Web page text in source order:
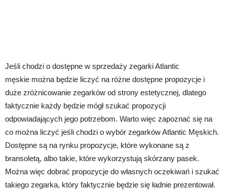
Jeśli chodzi o dostępne w sprzedaży zegarki Atlantic
męskie można będzie liczyć na różne dostępne propozycje i
duże zróżnicowanie zegarków od strony estetycznej, dlatego
faktycznie każdy będzie mógł szukać propozycji
odpowiadających jego potrzebom. Warto więc zapoznać się na
co można liczyć jeśli chodzi o wybór zegarków Atlantic Męskich.
Dostępne są na rynku propozycje, które wykonane są z
bransoletą, albo takie, które wykorzystują skórzany pasek.
Można więc dobrać propozycje do własnych oczekiwań i szukać
takiego zegarka, który faktycznie będzie się ładnie prezentował.